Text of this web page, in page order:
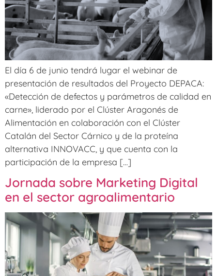
El día 6 de junio tendrá lugar el webinar de
presentación de resultados del Proyecto DEPACA:
«Detección de defectos y parámetros de calidad en
carne», liderado por el Clúster Aragonés de
Alimentación en colaboración con el Clúster
Catalán del Sector Cárnico y de la proteína
alternativa INNOVACC, y que cuenta con la
participación de la empresa […]
Jornada sobre Marketing Digital
en el sector agroalimentario